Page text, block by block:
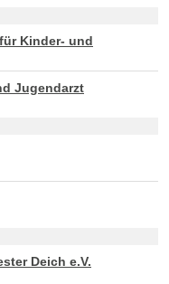
Kinder- und
Jugendarzt
Deich e.V.